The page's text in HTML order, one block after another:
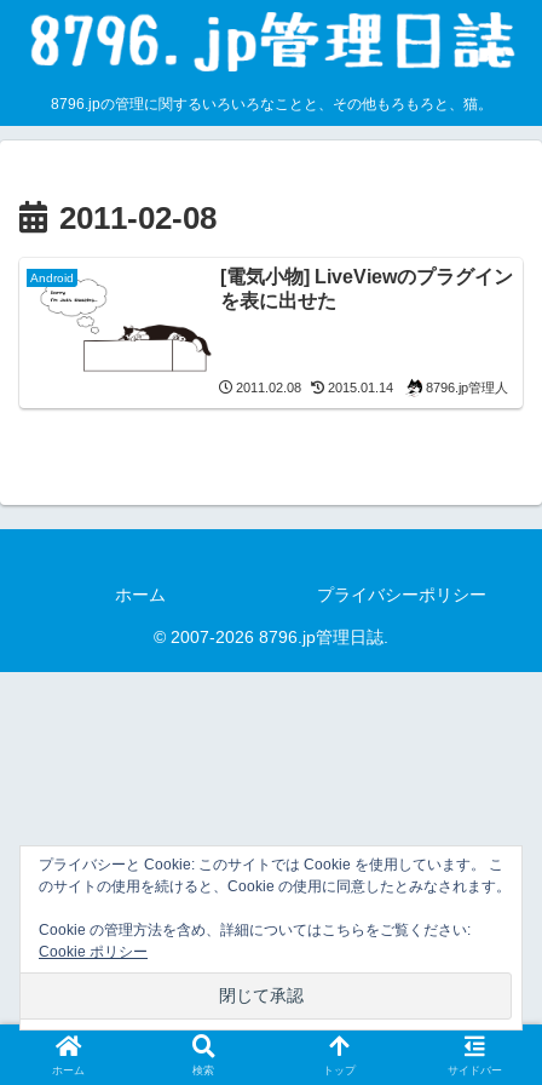
8796.jpの管理に関するいろいろなことと、その他もろもろと、猫。
2011-02-08
Android
[電気小物] LiveViewのプラグイン
を表に出せた
2011.02.08 2015.01.14 8796.jp管理人
ホーム プライバシーポリシー
© 2007-2026 8796.jp管理日誌.
ホーム 検索 トップ サイドバー
プライバシーと Cookie: このサイトでは Cookie を使用しています。 こ
のサイトの使用を続けると、Cookie の使用に同意したとみなされます。
Cookie の管理方法を含め、詳細についてはこちらをご覧ください:
Cookie ポリシー